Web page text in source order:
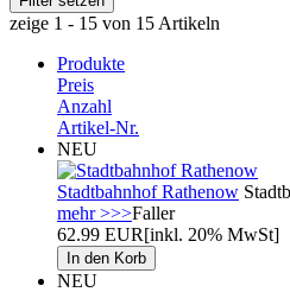
zeige 1 - 15 von 15 Artikeln
Produkte
Preis
Anzahl
Artikel-Nr.
NEU
Stadtbahnhof Rathenow
mehr >>>Faller
62.99 EUR[inkl. 20% MwSt]
NEU